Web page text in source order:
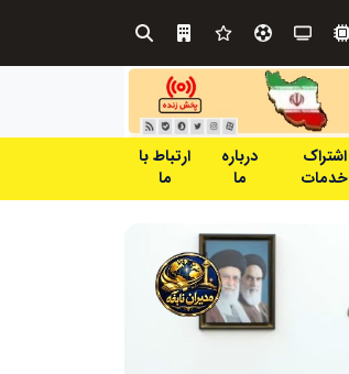
اشتراک
خدمات
درباره
ما
ارتباط با
ما